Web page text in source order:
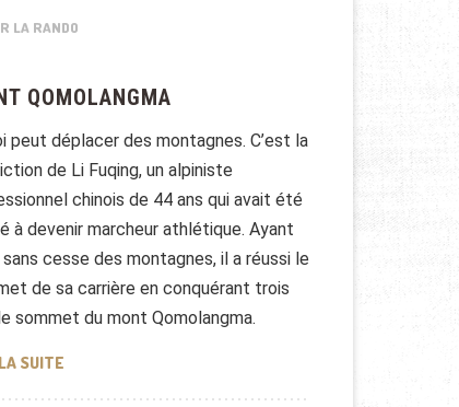
LA RANDO
QOMOLANGMA
peut déplacer des montagnes. C’est la
de Li Fuqing, un alpiniste
chinois de 44 ans qui avait été
à devenir marcheur athlétique. Ayant
sans cesse des montagnes, il a réussi le
de sa carrière en conquérant trois
sommet du mont Qomolangma.
SUITEMONT QOMOLANGMA